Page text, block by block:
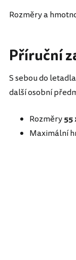
Rozměry a
Příruční
S sebou do
další osobní
Rozměry55
Maximální